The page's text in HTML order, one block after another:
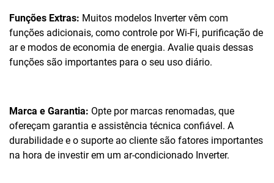
Funções Extras: Muitos modelos Inverter vêm com
funções adicionais, como controle por Wi-Fi, purificação de
ar e modos de economia de energia. Avalie quais dessas
funções são importantes para o seu uso diário.
Marca e Garantia: Opte por marcas renomadas, que
ofereçam garantia e assistência técnica confiável. A
durabilidade e o suporte ao cliente são fatores importantes
na hora de investir em um ar-condicionado Inverter.